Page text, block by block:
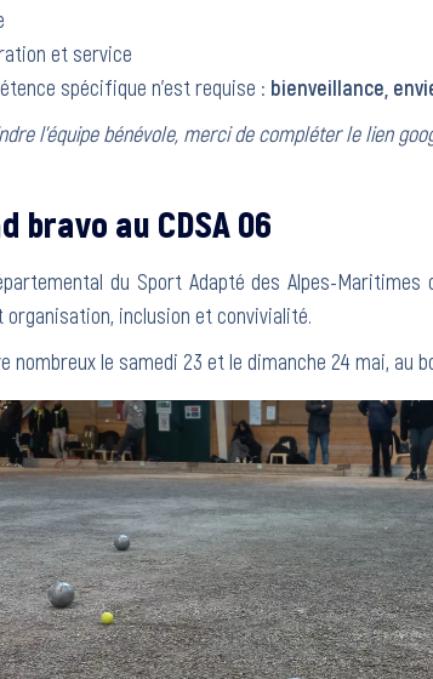
et service
spécifique n’est requise : bienveillance,
l’équipe bénévole, merci de compléter le lien
bravo au CDSA 06
du Sport Adapté des Alpes-
organisation, inclusion et convivialité.
nombreux le samedi 23 et le dimanche 24 mai, au